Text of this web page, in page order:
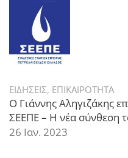
ΕΙΔΗΣΕΙΣ, ΕΠΙΚΑΙΡΟΤΗΤΑ
Ο Γιάννης Αληγιζάκης
ΣΕΕΠΕ – Η νέα σύνθεση
26 Ιαν. 2023